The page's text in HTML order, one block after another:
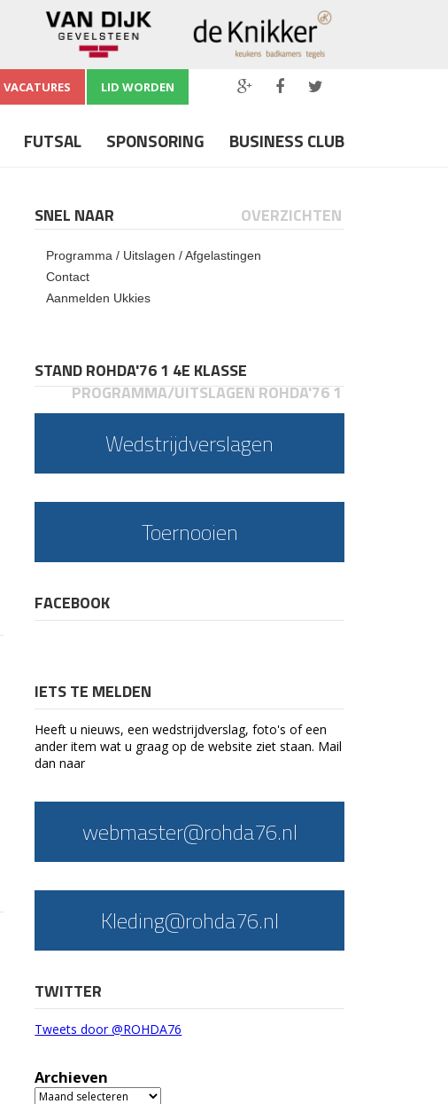
VACATURES LID WORDEN
FUTSAL SPONSORING BUSINESS CLUB
SNEL NAAR OVERZICHTEN
Programma / Uitslagen / Afgelastingen
Contact
Aanmelden Ukkies
STAND ROHDA'76 1 4E KLASSE
PROGRAMMA/UITSLAGEN ROHDA'76 1
Wedstrijdverslagen
Toernooien
FACEBOOK
IETS TE MELDEN
Heeft u nieuws, een wedstrijdverslag, foto's of een
ander item wat u graag op de website ziet staan. Mail
dan naar
webmaster@rohda76.nl
Kleding@rohda76.nl
TWITTER
Tweets door @ROHDA76
Archieven
Archieven